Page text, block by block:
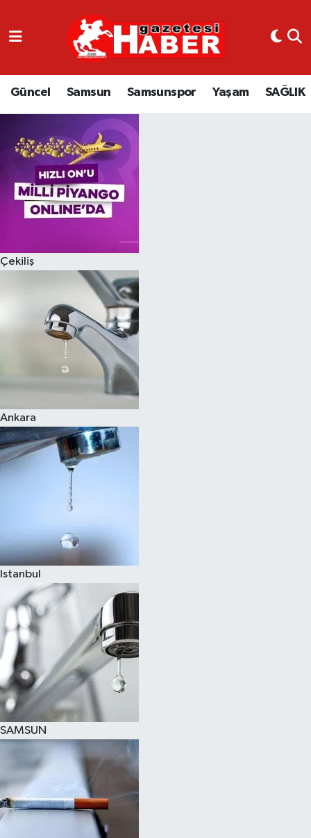
Güncel Samsun Samsunspor Yaşam SAĞLIK
Çekiliş
Ankara
Istanbul
SAMSUN
GÜNCEL
SAMSUN
SAMSUNSPOR
EKONOMİ
YAŞAM